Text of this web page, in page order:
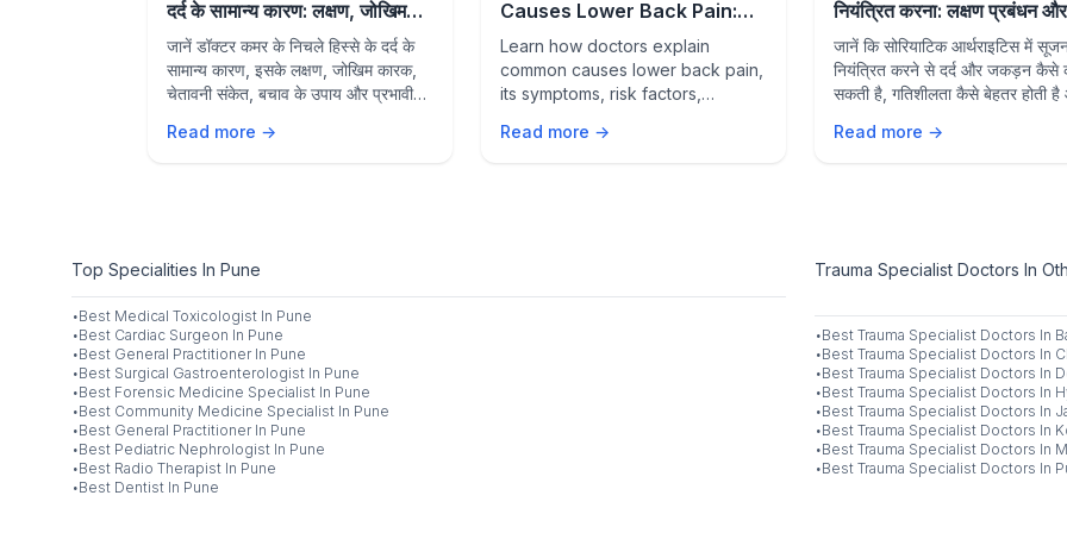
दर्द के सामान्य कारण: लक्षण, जोखिम
कारक, बचाव और उपचार
जानें डॉक्टर कमर के निचले हिस्से के दर्द के
सामान्य कारण, इसके लक्षण, जोखिम कारक,
चेतावनी संकेत, बचाव के उपाय और प्रभावी
Read more →
Causes Lower Back Pain:
Symptoms, Risk Factors,
Prevention & Treatment
Learn how doctors explain
common causes lower back pain,
its symptoms, risk factors,
and treatment options to support
Read more →
नियंत्रित करना: लक्षण प्रबंधन और
जोड़ों की सुरक्षा
जानें कि सोरियाटिक आर्थराइटिस में
नियंत्रित करने से दर्द और जकड़न कैसे
सकती है, गतिशीलता कैसे बेहतर होती
की जा सकती है।
Read more →
Top Specialities In Pune
·Best Medical Toxicologist In Pune
·Best Cardiac Surgeon In Pune
·Best General Practitioner In Pune
·Best Surgical Gastroenterologist In Pune
·Best Forensic Medicine Specialist In Pune
·Best Community Medicine Specialist In Pune
·Best General Practitioner In Pune
·Best Pediatric Nephrologist In Pune
·Best Radio Therapist In Pune
·Best Dentist In Pune
Trauma Specialist Doctors In
·Best Trauma Specialist Doctors In
·Best Trauma Specialist Doctors In
·Best Trauma Specialist Doctors In
·Best Trauma Specialist Doctors In
·Best Trauma Specialist Doctors In
·Best Trauma Specialist Doctors In
·Best Trauma Specialist Doctors In
·Best Trauma Specialist Doctors In